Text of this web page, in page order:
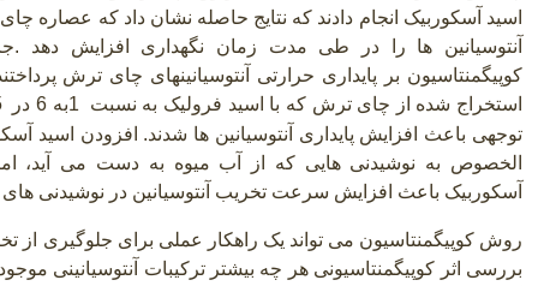
اسید آسکوربیک انجام دادند که نتایج حاصله نشان داد که عصاره
آنتوسیانین ها را در طی مدت زمان نگهداری افزایش دهد .
کوپیگمنتاسیون بر پایداری حرارتی آنتوسیانینهای چای ترش
استخراج شده از چای ترش که با اسید فرولیک به نسبت
1به 6 در
توجهی باعث افزایش پایداری آنتوسیانین ها شدند. افزودن اسید
الخصوص به نوشیدنی هایی که از آب میوه به دست می آید،
آسکوربیک باعث افزایش سرعت تخریب آنتوسیانین در نوشیدنی های
روش کوپیگمنتاسیون می تواند یک راهکار عملی برای جلوگیری از
بررسی اثر کوپیگمنتاسیونی هر چه بیشتر ترکیبات آنتوسیانینی